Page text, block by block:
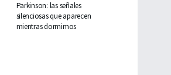
Parkinson: las señales
silenciosas que aparecen
mientras dormimos